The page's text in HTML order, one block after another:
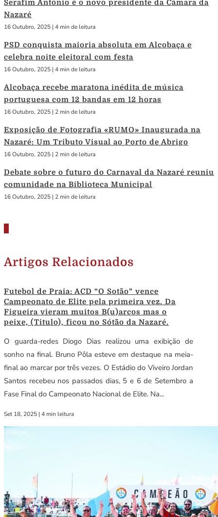
Serafim António é o novo presidente da Câmara da
Nazaré
16 Outubro, 2025 | 4 min de leitura
PSD conquista maioria absoluta em Alcobaça e
celebra noite eleitoral com festa
16 Outubro, 2025 | 4 min de leitura
Alcobaça recebe maratona inédita de música
portuguesa com 12 bandas em 12 horas
16 Outubro, 2025 | 2 min de leitura
Exposição de Fotografia «RUMO» Inaugurada na
Nazaré: Um Tributo Visual ao Porto de Abrigo
16 Outubro, 2025 | 2 min de leitura
Debate sobre o futuro do Carnaval da Nazaré reuniu
comunidade na Biblioteca Municipal
16 Outubro, 2025 | 2 min de leitura
Artigos Relacionados
Futebol de Praia: ACD “O Sotão” vence
Campeonato de Elite pela primeira vez. Da
Figueira vieram muitos B(u)arcos mas o
peixe, (Titulo), ficou no Sótão da Nazaré.
O guarda-redes Diogo Dias realizou uma exibição de
sonho na final. Bruno Pôla esteve em destaque na meia-
final ao marcar por três vezes. O Estádio do Viveiro Jordan
Santos recebeu nos passados dias, 5 e 6 de Setembro a
Fase Final do Campeonato Nacional de Elite. Na...
Set 18, 2025 | 4 min leitura